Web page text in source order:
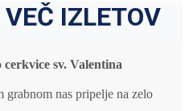
IZLETOV
sv. Valentina